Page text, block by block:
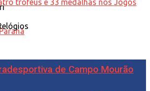
de Campo Mourão